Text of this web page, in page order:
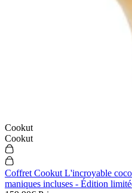
Cookut
Cookut
Coffret Cookut L'incroyable
maniques incluses - Édition